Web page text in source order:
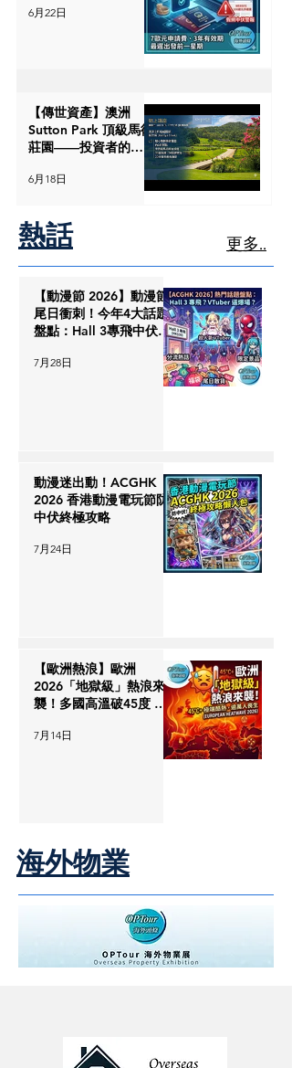
「中伏位」大拆解
6月22日
【傳世資產】澳洲
Sutton Park 頂級馬術
莊園——投資者的終
6月18日
熱話 更多..
【動漫節 2026】動漫節
尾日衝刺！今年4大話題
盤點：Hall 3專飛中伏？
7月28日
動漫迷出動！ACGHK
2026 香港動漫電玩節防
中伏終極攻略
7月24日
【歐洲熱浪】歐洲
2026「地獄級」熱浪來
襲！多國高溫破45度 逾
萬人喪生 移英/遊歐港人
必睇「避暑保命」指南
7月14日
海外物業